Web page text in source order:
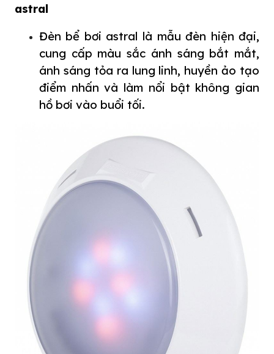
astral
Đèn bể bơi astral là mẫu đèn hiện đại,
cung cấp màu sắc ánh sáng bắt mắt,
ánh sáng tỏa ra lung linh, huyền ảo tạo
điểm nhấn và làm nổi bật không gian
hồ bơi vào buổi tối.